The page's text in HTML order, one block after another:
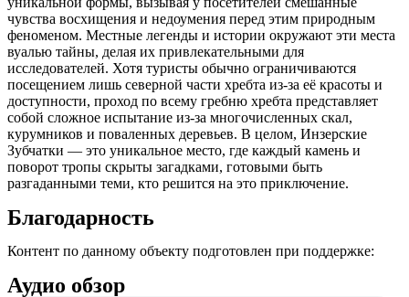
чувства восхищения и недоумения перед этим природным
феноменом. Местные легенды и истории окружают эти места
вуалью тайны, делая их привлекательными для
исследователей. Хотя туристы обычно ограничиваются
посещением лишь северной части хребта из-за её красоты и
доступности, проход по всему гребню хребта представляет
собой сложное испытание из-за многочисленных скал,
курумников и поваленных деревьев. В целом, Инзерские
Зубчатки — это уникальное место, где каждый камень и
поворот тропы скрыты загадками, готовыми быть
разгаданными теми, кто решится на это приключение.
Благодарность
Контент по данному объекту подготовлен при поддержке:
Аудио обзор